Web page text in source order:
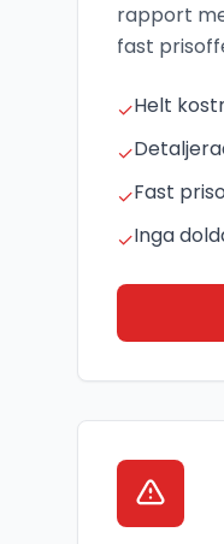
rapport
fast
✓Helt
✓
✓Fast
✓Inga